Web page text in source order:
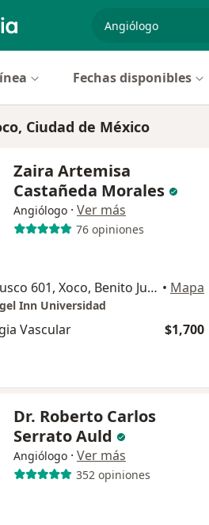
especialidad,
Fechas disponibles
Ciudad de México
Zaira Artemisa
Castañeda Morales
Angiólogo · Ver más
76 opiniones
Av. Río Churubusco 601, Xoco, Benito Juárez,, Benito Juárez • Mapa
Inn Universidad
Vascular $1,700
Dr. Roberto Carlos
Serrato Auld
Angiólogo · Ver más
352 opiniones